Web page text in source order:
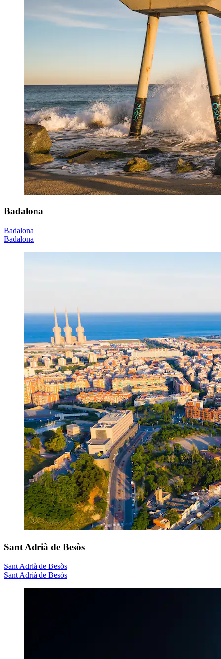
Badalona
Badalona
Badalona
Sant Adrià de Besòs
Sant Adrià de Besòs
Sant Adrià de Besòs